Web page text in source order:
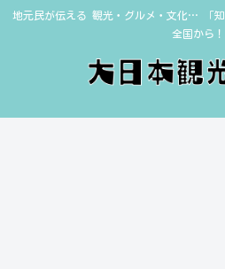
地元民が伝える 観光・グルメ・文化… 「
全国から！